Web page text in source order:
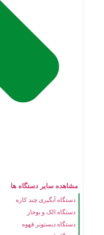
مشاهده سایر دستگاه ها
دستگاه آبگیری چند کاره
دستگاه الک و بوجار
دستگاه دیستونر قهوه